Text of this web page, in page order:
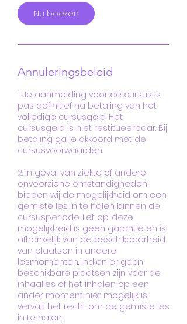
Nu boeken
Annuleringsbeleid
1. Je aanmelding voor de cursus is
pas definitief na betaling van het
volledige cursusgeld. Het
cursusgeld is niet restitueerbaar. Bij
betaling ga je akkoord met de
cursusvoorwaarden.
2. In geval van ziekte of andere
onvoorziene omstandigheden,
bieden wij de mogelijkheid om een
gemiste les in te halen binnen de
cursusperiode. Let op: deze
mogelijkheid is geen garantie en is
afhankelijk van de beschikbaarheid
van plaatsen in andere
lesmomenten. Indien er geen
beschikbare plaatsen zijn voor de
inhaalles of het inhalen op een
ander moment niet mogelijk is,
vervalt het recht om de gemiste les
in te halen.